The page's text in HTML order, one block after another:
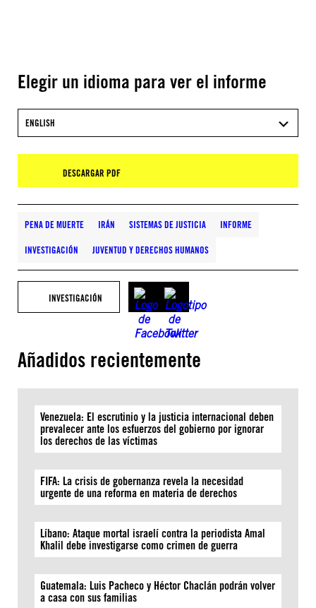
Elegir un idioma para ver el informe
ENGLISH
DESCARGAR PDF
PENA DE MUERTE IRÁN SISTEMAS DE JUSTICIA INFORME
INVESTIGACIÓN JUVENTUD Y DERECHOS HUMANOS
INVESTIGACIÓN
Añadidos recientemente
Venezuela: El escrutinio y la justicia internacional deben
prevalecer ante los esfuerzos del gobierno por ignorar
los derechos de las víctimas
FIFA: La crisis de gobernanza revela la necesidad
urgente de una reforma en materia de derechos
Líbano: Ataque mortal israelí contra la periodista Amal
Khalil debe investigarse como crimen de guerra
Guatemala: Luis Pacheco y Héctor Chaclán podrán volver
a casa con sus familias